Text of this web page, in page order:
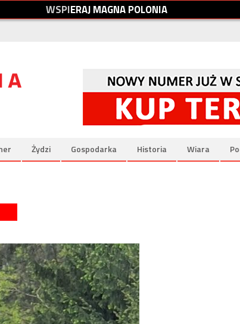
WSPIERAJMAGNAPOLONIA
Żydzi Gospodarka Historia Wiara